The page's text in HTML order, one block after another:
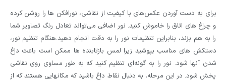
برای به دست آوردن عکس‌های با کیفیت از نقاشی، نورافکن ها را روشن کرده
و چراغ های اتاق را خاموش کنید. نور اضافی می‌تواند تعادل رنگ تصاویر شما
را به هم بزند، بنابراین تنظیمات نور را به دقت انجام دهید.هنگام تنظیم نور،
دستکش های مناسب بپوشید زیرا لمس بازتابنده ها ممکن است باعث داغ
شدن آنها شود. نور را به گونه‌ای تنظیم کنید که به طور مساوی روی نقاشی
پخش شود. در این مرحله، به دنبال نقاط داغ باشید که مکانهایی هستند که از